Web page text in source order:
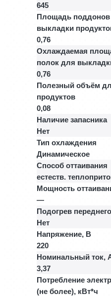
645
Площадь поддонов
выкладки
0,76
Охлаждаемая
полок для
0,76
Полезный объём
продуктов
0,08
Наличие запасника
Нет
Тип охлаждения
Динамическое
Способ оттаивания
естеств.
Мощность
—
Подогрев
Нет
Напряжение, В
220
Номинальный ток,
3,37
Потребление
(не более), кВт*ч